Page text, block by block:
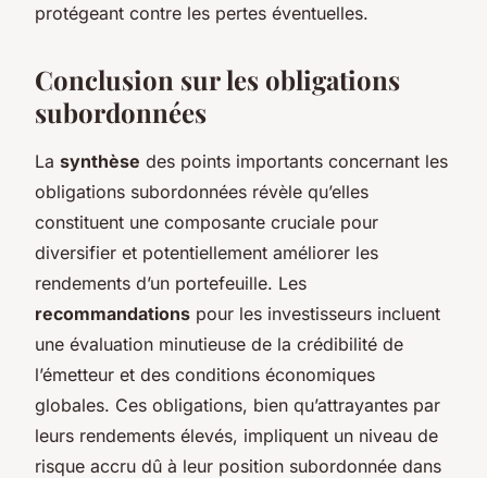
protégeant contre les pertes éventuelles.
Conclusion sur les obligations
subordonnées
La synthèse des points importants concernant les
obligations subordonnées révèle qu’elles
constituent une composante cruciale pour
diversifier et potentiellement améliorer les
rendements d’un portefeuille. Les
recommandations pour les investisseurs incluent
une évaluation minutieuse de la crédibilité de
l’émetteur et des conditions économiques
globales. Ces obligations, bien qu’attrayantes par
leurs rendements élevés, impliquent un niveau de
risque accru dû à leur position subordonnée dans